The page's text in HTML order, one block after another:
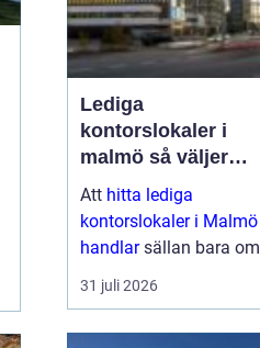
Lediga
kontorslokaler i
malmö så väljer
företag rätt läge och
lokal
Att hitta lediga
kontorslokaler i Malmö
handlarsällan bara om
kvadratmeter och hyra.
För många företag är
31 juli 2026